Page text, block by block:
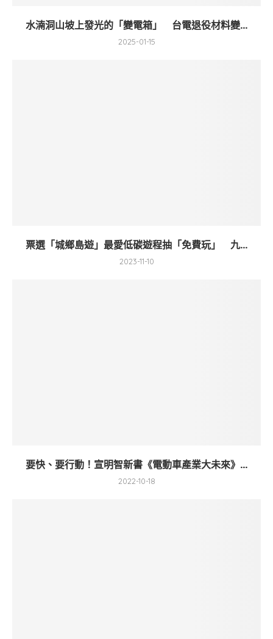
水湳洞山坡上發光的「變電箱」 台電退役材料變...
2025-01-15
票選「城鄉島遊」最愛低碳遊程抽「免費玩」 九...
2023-11-10
要快、要行動！宣明智新書《電動車產業大未來》...
2022-10-18